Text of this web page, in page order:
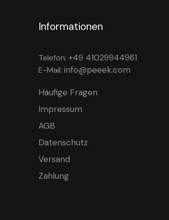
Informationen
Telefon: +49 41029944961
E-Mail: info@peeek.com
Häufige Fragen
Impressum
AGB
Datenschutz
Versand
Zahlung